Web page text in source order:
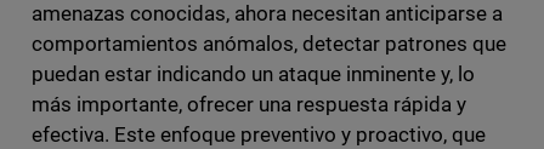
amenazas conocidas, ahora necesitan anticiparse a
comportamientos anómalos, detectar patrones que
puedan estar indicando un ataque inminente y, lo
más importante, ofrecer una respuesta rápida y
efectiva. Este enfoque preventivo y proactivo, que